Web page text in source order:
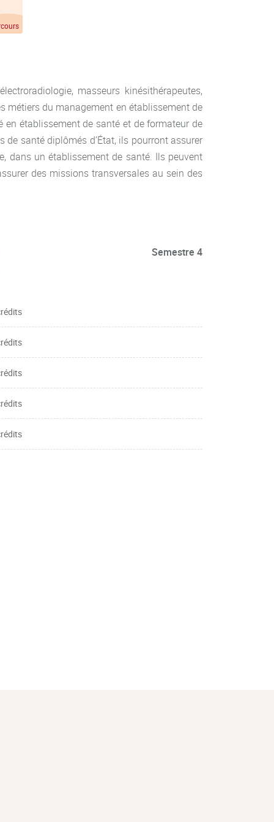
masseurs kinésithérapeutes,
métiers du management en établissement de
établissement de santé et de formateur de
santé diplômés d’État, ils pourront assurer
dans un établissement de santé. Ils peuvent
des missions transversales au sein des
Semestre 4